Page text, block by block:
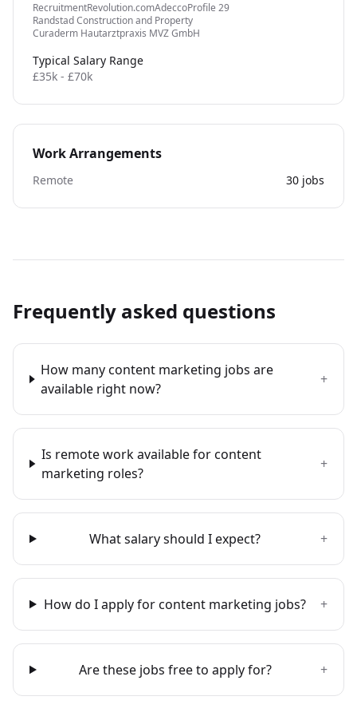
hear from you.
RecruitmentRevolution.comAdeccoProfile 29
Randstad Construction and Property
Curaderm Hautarztpraxis MVZ GmbH
Typical Salary Range
£35k - £70k
Work Arrangements
Remote 30 jobs
Frequently asked questions
How many content marketing jobs are
available right now?
+
Is remote work available for content
marketing roles?
+
What salary should I expect? +
How do I apply for content marketing jobs? +
Are these jobs free to apply for? +